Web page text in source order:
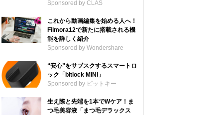
Sponsored by CLAS
これから動画編集を始める人へ！
Filmora12で新たに搭載される機
能を詳しく紹介
Sponsored by Wondershare
“安心”をサブスクするスマートロ
ック「bitlock MINI」
Sponsored by ビットキー
生え際と先端を1本でWケア！ま
つ毛美容液「まつ毛デラックス